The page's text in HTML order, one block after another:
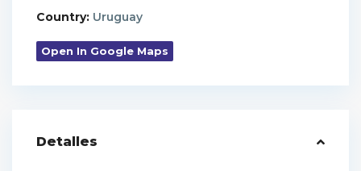
Country: Uruguay
Open In Google Maps
Detalles